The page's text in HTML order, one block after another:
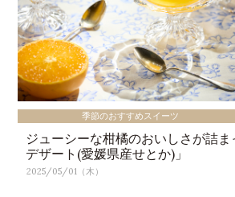
季節のおすすめスイーツ
ジューシーな柑橘のおいしさが詰
デザート(愛媛県産せとか)」
2025/05/01（木）